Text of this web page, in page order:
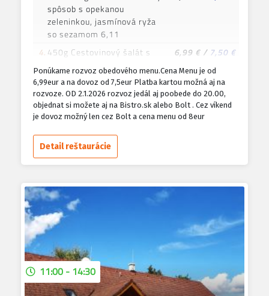
spôsob s opekanou
zeleninkou, jasmínová ryža
so sezamom 6,11
4. 450g Cestovinový šalát s
kuracím mäsom a
gorgonzolou 1,3,7
6,99 € / 7,50 €
5. 130/200g Vyprážaný
bravčový alebo kuraci rezeň
v panko strúhanke opekané
zemiaky,šalát 1,3,7
6,99 € /7,50 €
6.150/200g XXL Kurací alebo
bravčový černohor, hranolky,
7.150/200g Grilovaná
bravčová panenka na
fazolových luskách so
slaninkou pečený zemiak
šalát
8.120/200g Vyprážaný syr
hranolky tatarská omáčka
1,3,7
Ponúkame rozvoz obedového menu.Cena Menu je od
6,99eur a na dovoz od 7,5eur Platba kartou možná aj na
rozvoze. OD 2.1.2026 rozvoz jedál aj poobede do 20.00,
objednat si možete aj na Bistro.sk alebo Bolt . Cez víkend
je dovoz možný len cez Bolt a cena menu od 8eur
Detail reštaurácie
11:00 - 14:30